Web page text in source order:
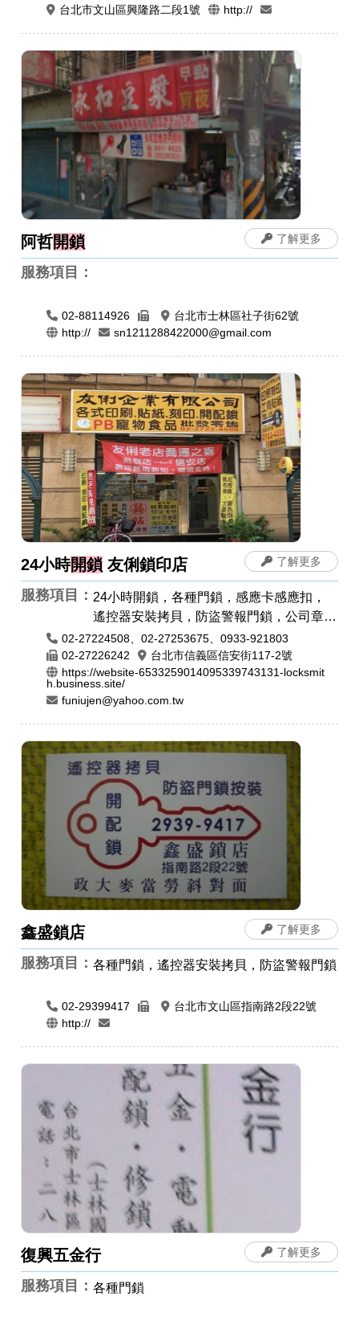
台北市文山區興隆路二段1號
http://
阿哲開鎖
服務項目：
02-88114926
台北市士林區社子街62號
http://
sn1211288422000@gmail.com
了解更多
24小時開鎖 友俐鎖印店
服務項目： 24小時開鎖，各種門鎖，感應卡感應扣，
遙控器安裝拷貝，防盜警報門鎖，公司章，
電腦刻印，橡皮章，印鑑章，原子章
02-27224508、02-27253675、0933-921803
02-27226242
台北市信義區信安街117-2號
https://website-6533259014095339743131-locksmit
h.business.site/
funiujen@yahoo.com.tw
了解更多
鑫盛鎖店
服務項目：各種門鎖，遙控器安裝拷貝，防盜警報門鎖
02-29399417
台北市文山區指南路2段22號
http://
了解更多
復興五金行
服務項目：各種門鎖
了解更多